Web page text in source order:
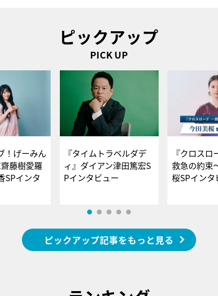
ピックアップ
PICK UP
！げーみん
藤樹愛羅
SPインタ
『タイムトラベルダデ
ィ』ダイアン津田篤宏S
Pインタビュー
『クロス
救急の約束
桜SPイ
ピックアップ記事をもっと見る